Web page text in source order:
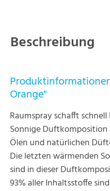
Beschreibung
Orange"
Raumspray schafft schnell
Sonnige Duftkomposition
Ölen und natürlichen
Die letzten wärmenden
sind in dieser
93% aller Inhaltsstoffe